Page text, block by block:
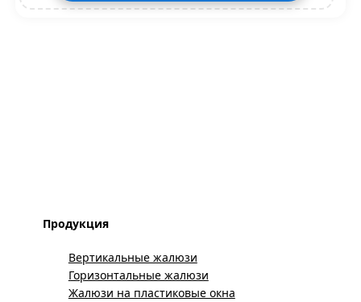
Продукция
Вертикальные жалюзи
Горизонтальные жалюзи
Жалюзи на пластиковые окна